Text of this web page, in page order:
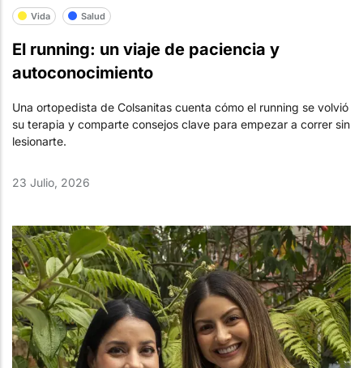
Vida Salud
El running: un viaje de paciencia y
autoconocimiento
Una ortopedista de Colsanitas cuenta cómo el running se volvió
su terapia y comparte consejos clave para empezar a correr sin
lesionarte.
23 Julio, 2026